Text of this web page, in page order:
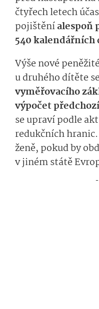
čtyřech letech
pojištěníalespoň
540 kalendářních
Výše nové
u druhého dítěte
vyměřovacího
výpočet
se upraví podle
redukčních
ženě, pokud by
v jiném státě